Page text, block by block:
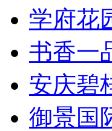
学府花
书香一
安庆
御景国